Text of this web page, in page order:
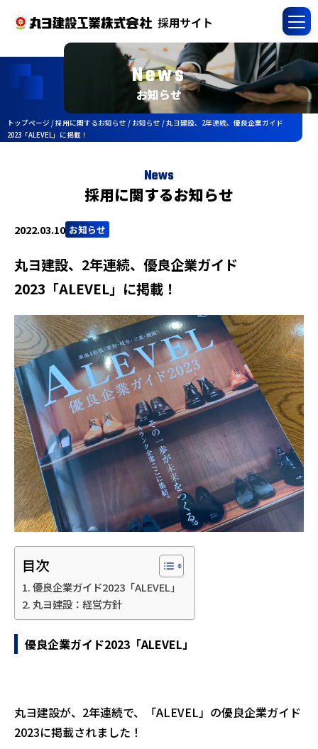
News
お知らせ
トップページ /採用に関するお知らせ / お知らせ /丸ヨ建設、2年連続、優良企業ガイド
2023「ALEVEL」に掲載！
News
採用に関するお知らせ
2022.03.10 お知らせ
丸ヨ建設、2年連続、優良企業ガイド
2023「ALEVEL」に掲載！
目次
優良企業ガイド2023「ALEVEL」
丸ヨ建設：経営方針
優良企業ガイド2023「ALEVEL」
丸ヨ建設が、2年連続で、「ALEVEL」の優良企業ガイド
2023に掲載されました！